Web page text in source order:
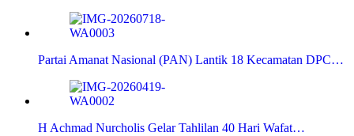
Partai Amanat Nasional (PAN) Lantik 18 Kecamatan DPC…
H Achmad Nurcholis Gelar Tahlilan 40 Hari Wafat…